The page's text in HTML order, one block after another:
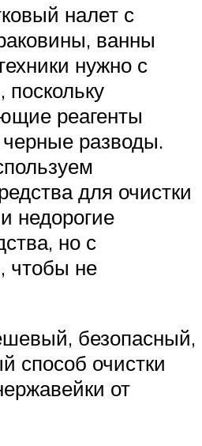
налет с
ванны
нужно с
поскольку
реагенты
черные разводы.
для очистки
недорогие
но с
чтобы не
безопасный,
способ очистки
от